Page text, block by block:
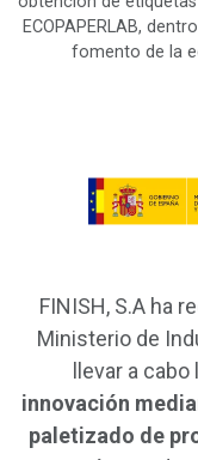
ECOPAPERLAB,
fomento de la
FINISH, S.A ha
Ministerio de
llevar a
innovación
paletizado de